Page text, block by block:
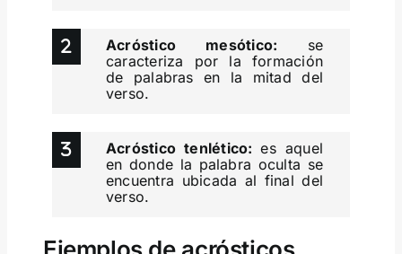
Acróstico mesótico: se
caracteriza por la formación
de palabras en la mitad del
verso.
Acróstico tenlético:es aquel
en donde la palabra oculta se
encuentra ubicada al final del
verso.